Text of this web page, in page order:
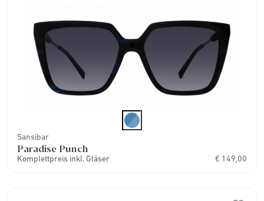
Sansibar
Paradise Punch
Komplettpreis inkl. Gläser € 149,00